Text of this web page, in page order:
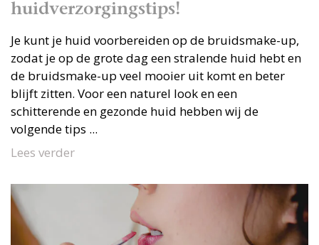
huidverzorgingstips!
Je kunt je huid voorbereiden op de bruidsmake-up,
zodat je op de grote dag een stralende huid hebt en
de bruidsmake-up veel mooier uit komt en beter
blijft zitten. Voor een naturel look en een
schitterende en gezonde huid hebben wij de
volgende tips ...
Lees verder